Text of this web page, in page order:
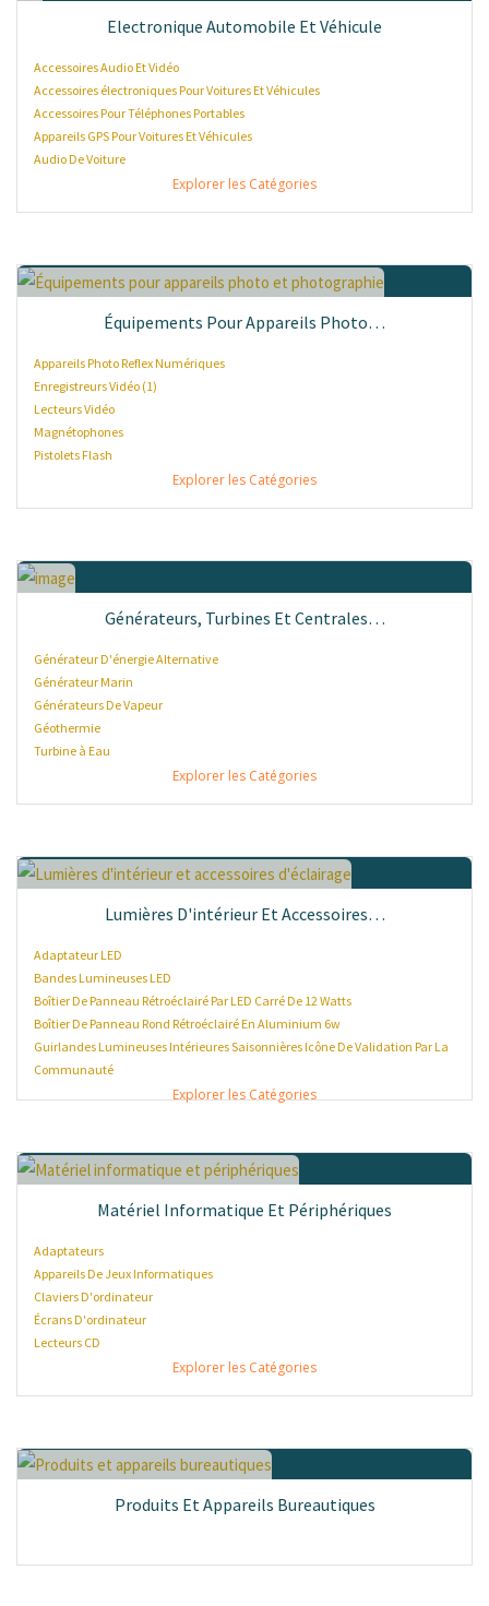
Electronique Automobile Et Véhicule
Accessoires Audio Et Vidéo
Accessoires électroniques Pour Voitures Et Véhicules
Accessoires Pour Téléphones Portables
Appareils GPS Pour Voitures Et Véhicules
Audio De Voiture
Explorer les Catégories
Équipements Pour Appareils Photo…
Appareils Photo Reflex Numériques
Enregistreurs Vidéo (1)
Lecteurs Vidéo
Magnétophones
Pistolets Flash
Explorer les Catégories
Générateurs, Turbines Et Centrales…
Générateur D'énergie Alternative
Générateur Marin
Générateurs De Vapeur
Géothermie
Turbine à Eau
Explorer les Catégories
Lumières D'intérieur Et Accessoires…
Adaptateur LED
Bandes Lumineuses LED
Boîtier De Panneau Rétroéclairé Par LED Carré De 12 Watts
Boîtier De Panneau Rond Rétroéclairé En Aluminium 6w
Guirlandes Lumineuses Intérieures Saisonnières Icône De Validation Par La
Communauté
Explorer les Catégories
Matériel Informatique Et Périphériques
Adaptateurs
Appareils De Jeux Informatiques
Claviers D'ordinateur
Écrans D'ordinateur
Lecteurs CD
Explorer les Catégories
Produits Et Appareils Bureautiques